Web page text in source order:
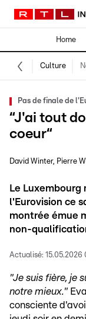
Home
Culture
Pas de finale de
“J'ai tout
coeur“
David Winter Pierre
Le
l'Eurovision ce
montrée émue
non-
Actualisé: 15.05.2026
"Je suis fière, je
notre mieux."
consciente